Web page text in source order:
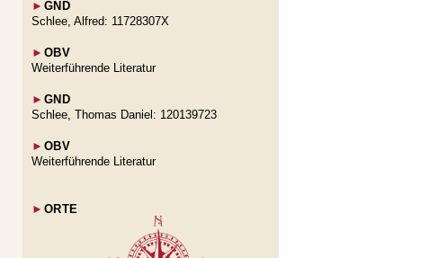
► GND
Schlee, Alfred: 11728307X
► OBV
Weiterführende Literatur
► GND
Schlee, Thomas Daniel: 120139723
► OBV
Weiterführende Literatur
► ORTE